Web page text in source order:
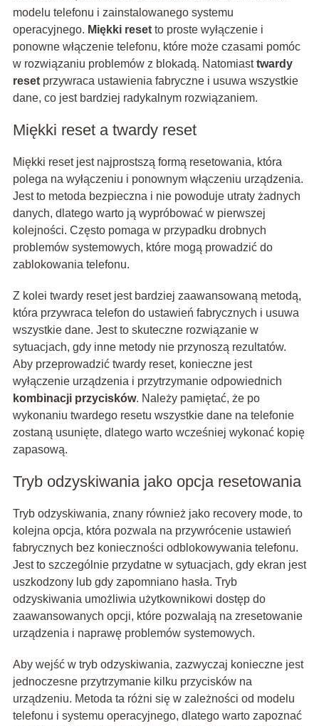
modelu telefonu i zainstalowanego systemu
operacyjnego. Miękki resetto proste wyłączenie i
ponowne włączenie telefonu, które może czasami pomóc
w rozwiązaniu problemów z blokadą. Natomiasttwardy
resetprzywraca ustawienia fabryczne i usuwa wszystkie
dane, co jest bardziej radykalnym rozwiązaniem.
Miękki reset a twardy reset
Miękki reset jest najprostszą formą resetowania, która
polega na wyłączeniu i ponownym włączeniu urządzenia.
Jest to metoda bezpieczna i nie powoduje utraty żadnych
danych, dlatego warto ją wypróbować w pierwszej
kolejności. Często pomaga w przypadku drobnych
problemów systemowych, które mogą prowadzić do
zablokowania telefonu.
Z kolei twardy reset jest bardziej zaawansowaną metodą,
która przywraca telefon do ustawień fabrycznych i usuwa
wszystkie dane. Jest to skuteczne rozwiązanie w
sytuacjach, gdy inne metody nie przynoszą rezultatów.
Aby przeprowadzić twardy reset, konieczne jest
wyłączenie urządzenia i przytrzymanie odpowiednich
kombinacji przycisków. Należy pamiętać, że po
wykonaniu twardego resetu wszystkie dane na telefonie
zostaną usunięte, dlatego warto wcześniej wykonać kopię
zapasową.
Tryb odzyskiwania jako opcja resetowania
Tryb odzyskiwania, znany również jako recovery mode, to
kolejna opcja, która pozwala na przywrócenie ustawień
fabrycznych bez konieczności odblokowywania telefonu.
Jest to szczególnie przydatne w sytuacjach, gdy ekran jest
uszkodzony lub gdy zapomniano hasła. Tryb
odzyskiwania umożliwia użytkownikowi dostęp do
zaawansowanych opcji, które pozwalają na zresetowanie
urządzenia i naprawę problemów systemowych.
Aby wejść w tryb odzyskiwania, zazwyczaj konieczne jest
jednoczesne przytrzymanie kilku przycisków na
urządzeniu. Metoda ta różni się w zależności od modelu
telefonu i systemu operacyjnego, dlatego warto zapoznać